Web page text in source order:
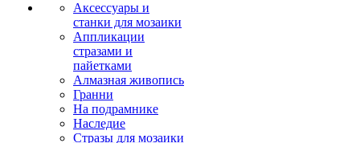
Аксессуары и
станки для мозаики
Аппликации
стразами и
пайетками
Алмазная живопись
Гранни
На подрамнике
Наследие
Стразы для мозаики